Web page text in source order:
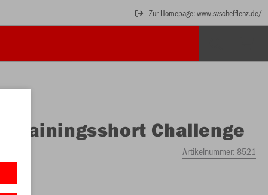
Zur Homepage: www.svschefflenz.de/
Trainingsshort Challenge
Artikelnummer:8521